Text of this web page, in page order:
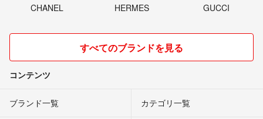
CHANEL HERMES GUCCI
すべてのブランドを見る
コンテンツ
ブランド一覧 カテゴリ一覧